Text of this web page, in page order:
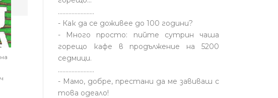
........................
- Как да се доживее до 100 години?
- Много просто: пийте сутрин чаша
горещо кафе в продължение на 5200
седмици.
........................
- Мамо, добре, престани да ме завиваш с
това одеало!